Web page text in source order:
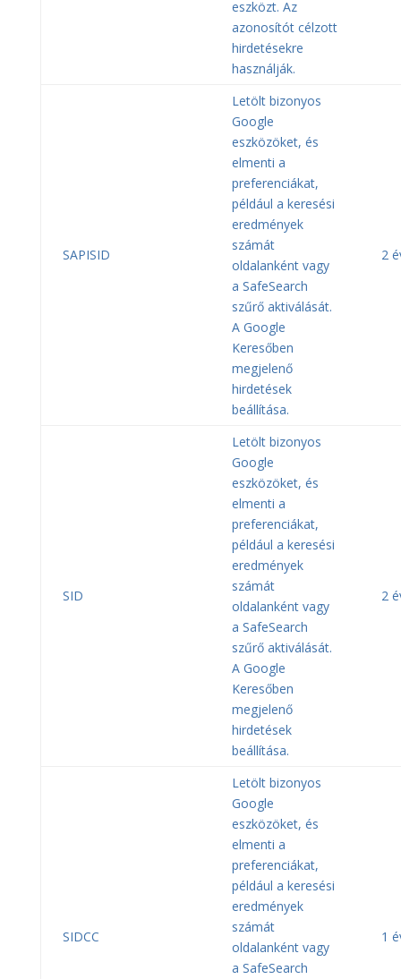
eszközt. Az
azonosítót célzott
hirdetésekre
használják.
SAPISID
Letölt bizonyos
Google
eszközöket, és
elmenti a
preferenciákat,
például a keresési
eredmények
számát
oldalanként vagy
a SafeSearch
szűrő aktiválását.
A Google
Keresőben
megjelenő
hirdetések
beállítása.
2
SID
Letölt bizonyos
Google
eszközöket, és
elmenti a
preferenciákat,
például a keresési
eredmények
számát
oldalanként vagy
a SafeSearch
szűrő aktiválását.
A Google
Keresőben
megjelenő
hirdetések
beállítása.
2
SIDCC
Letölt bizonyos
Google
eszközöket, és
elmenti a
preferenciákat,
például a keresési
eredmények
számát
oldalanként vagy
a SafeSearch
1